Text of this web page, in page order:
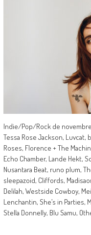
Indie/Pop/Rock de novembre
Tessa Rose Jackson, Luvcat,
Roses, Florence + The
Echo Chamber, Lande Hekt,
Nusantara Beat, runo plum,
sleepazoid, Cliffords,
Delilah, Westside Cowboy,
Lenchantin, She’s in Parties,
Stella Donnelly, Blu Samu,